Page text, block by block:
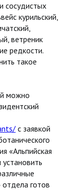
сосудистых
курильский,
ветреник
редкости.
такое
можно
с заявкой
«Альпийская
отдела готов